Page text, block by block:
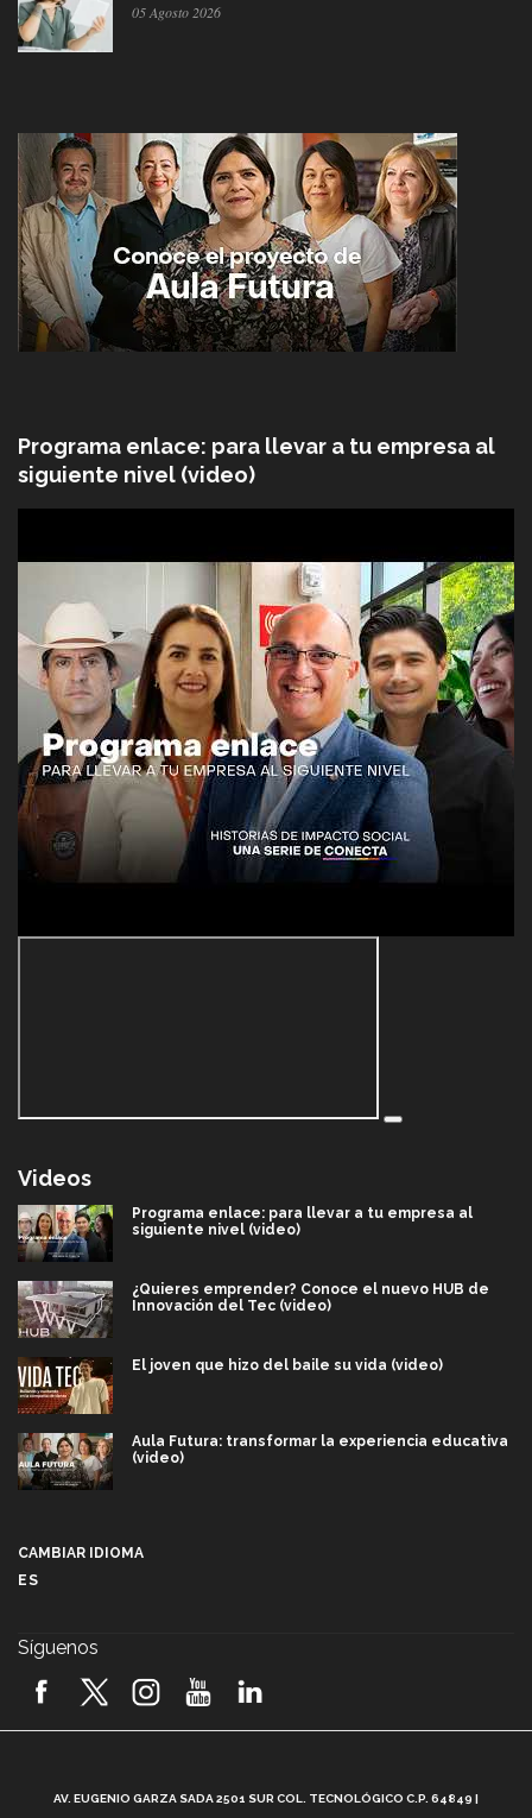
05 Agosto 2026
Programa enlace: para llevar a tu empresa al
siguiente nivel (video)
Videos
Programa enlace: para llevar a tu empresa al
siguiente nivel (video)
¿Quieres emprender? Conoce el nuevo HUB de
Innovación del Tec (video)
El joven que hizo del baile su vida (video)
Aula Futura: transformar la experiencia educativa
(video)
2026! (video)
CAMBIAR IDIOMA
ES
Síguenos
AV. EUGENIO GARZA SADA 2501 SUR COL. TECNOLÓGICO C.P. 64849 |